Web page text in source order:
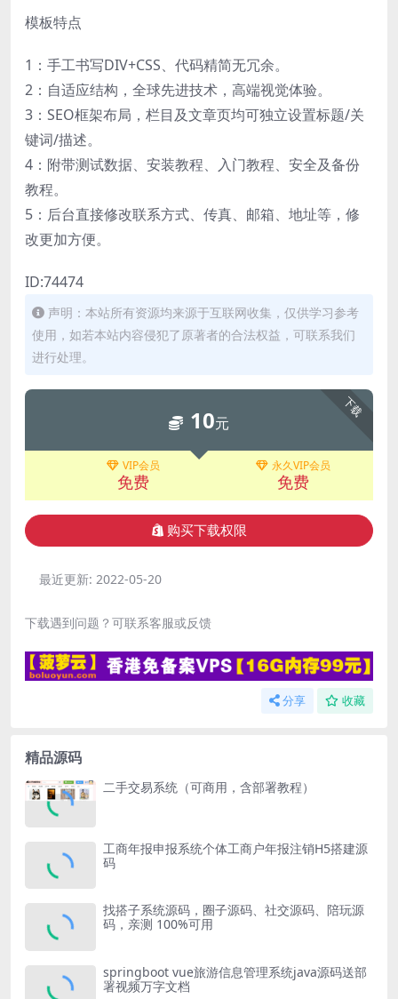
模板特点
1：手工书写DIV+CSS、代码精简无冗余。
2：自适应结构，全球先进技术，高端视觉体验。
3：SEO框架布局，栏目及文章页均可独立设置标题/关
键词/描述。
4：附带测试数据、安装教程、入门教程、安全及备份
教程。
5：后台直接修改联系方式、传真、邮箱、地址等，修
改更加方便。
ID:74474
声明：本站所有资源均来源于互联网收集，仅供学习参考
使用，如若本站内容侵犯了原著者的合法权益，可联系我们
进行处理。
下载
10元
VIP会员
免费
永久VIP会员
免费
购买下载权限
最近更新: 2022-05-20
下载遇到问题？可联系客服或反馈
分享 收藏
精品源码
二手交易系统（可商用，含部署教程）
工商年报申报系统个体工商户年报注销H5搭建源
码
找搭子系统源码，圈子源码、社交源码、陪玩源
码，亲测 100%可用
springboot vue旅游信息管理系统java源码送部
署视频万字文档